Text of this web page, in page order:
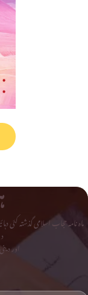
ماہ نامہ حجاب اسلامی گذشتہ
اور